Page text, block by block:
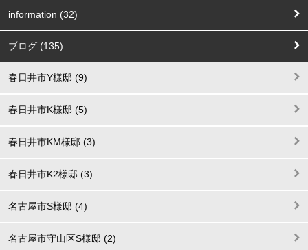
information (32)
ブログ (135)
春日井市Y様邸 (9)
春日井市K様邸 (5)
春日井市KM様邸 (3)
春日井市K2様邸 (3)
名古屋市S様邸 (4)
名古屋市守山区S様邸 (2)